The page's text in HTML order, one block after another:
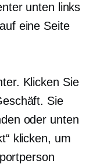
unten links
eine Seite
Klicken Sie
Sie
oder unten
klicken, um